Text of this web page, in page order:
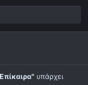
υπάρχει